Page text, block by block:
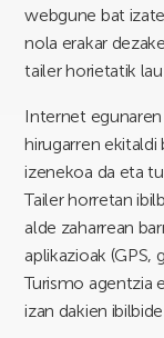
webgune bat
nola erakar
tailer horietatik
Internet
hirugarren ekitaldi
izenekoa da eta
Tailer horretan
alde zaharrean
aplikazioak (GPS,
Turismo agentzia
izan dakien